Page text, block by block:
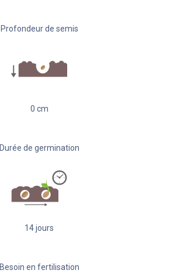
Profondeur de semis
0 cm
Durée de germination
14jours
Besoin en fertilisation